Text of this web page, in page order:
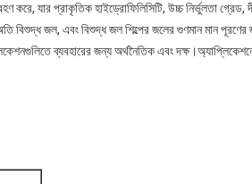
যার প্রাকৃতিক হাইড্রোফিলিসিটি, উচ্চ নির্ভুলতা গ্রেড,
বিশুদ্ধ জল, এবং বিশুদ্ধ জল শিল্পের জলের গুণমান মান
ব্যবহারের জন্য অর্থনৈতিক এবং